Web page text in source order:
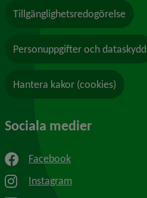
Tillgänglighetsredogörelse
Personuppgifter och dataskydd
Hantera kakor (cookies)
Sociala medier
Facebook
Instagram